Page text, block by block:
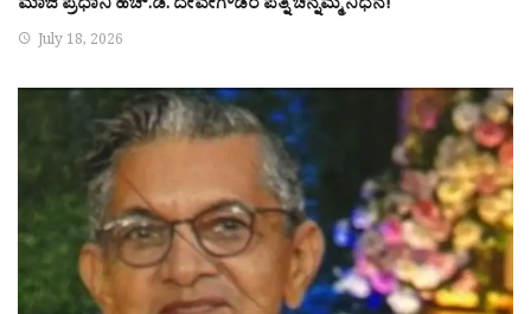
ಮಾಜಿ ಪ್ರಧಾನಿ ಹೆಚ್.ಡಿ. ದೇವೇಗೌಡರ ಪತ್ನಿ ಚನ್ನಮ್ಮ ನಿಧನ!
July 18, 2026